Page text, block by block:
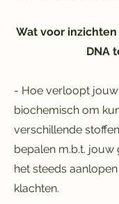
Wat voor
DNA
- Hoe verloopt
biochemisch om
verschillende
bepalen m.b.t. jouw
het steeds
klachten.